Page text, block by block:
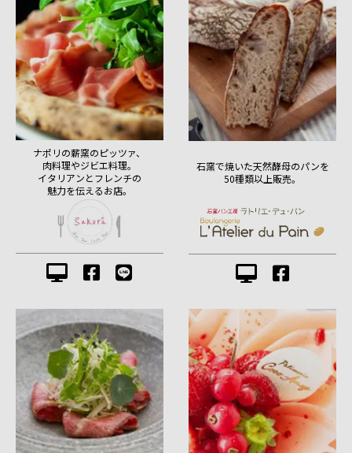
ナポリの薪窯のピッツァ、
肉料理やジビエ料理。
イタリアンとフレンチの
魅力を伝えるお店。
石窯で焼いた天然酵母のパンを
50種類以上販売。